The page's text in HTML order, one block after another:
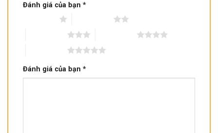
Đánh giá của bạn *
Đánh giá của bạn *